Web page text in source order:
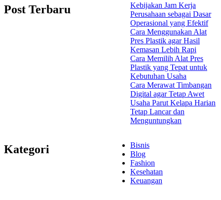
Post Terbaru
Kebijakan Jam Kerja
Perusahaan sebagai Dasar
Operasional yang Efektif
Cara Menggunakan Alat
Pres Plastik agar Hasil
Kemasan Lebih Rapi
Cara Memilih Alat Pres
Plastik yang Tepat untuk
Kebutuhan Usaha
Cara Merawat Timbangan
Digital agar Tetap Awet
Usaha Parut Kelapa Harian
Tetap Lancar dan
Menguntungkan
Kategori
Bisnis
Blog
Fashion
Kesehatan
Keuangan